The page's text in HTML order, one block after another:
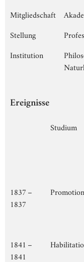
Mitgliedschaft
Stellung
Institution
Ereignisse
Studium
1837 –
1837
Promotion
1841 –
1841